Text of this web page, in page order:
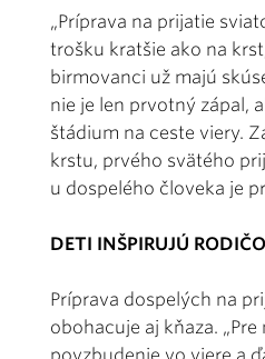
„Príprava na prijatie
trošku kratšie ako na
birmovanci už majú
nie je len prvotný zápal,
štádium na ceste viery.
krstu, prvého svätého
u dospelého človeka je
DETI INŠPIRUJÚ
Príprava dospelých na
obohacuje aj kňaza.